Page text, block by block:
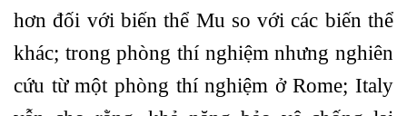
hơn đối với biến thể Mu so với các biến thể
khác; trong phòng thí nghiệm nhưng nghiên
cứu từ một phòng thí nghiệm ở Rome; Italy